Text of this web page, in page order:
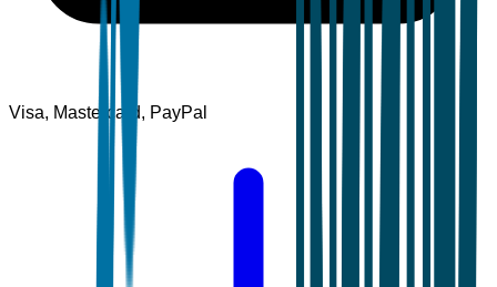
Visa, Mastercard, PayPal